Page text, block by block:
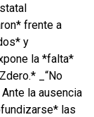
frente a
y
la *falta*
_“No
la ausencia
las